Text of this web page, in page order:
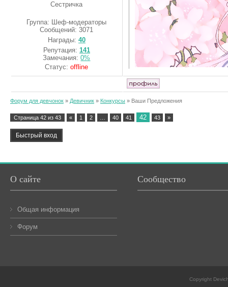
Сестричка
Группа: Шеф-модераторы
Сообщений:3071
Награды: 40
Репутация: 141
Замечания:0%
Статус:offline
Форум для девчонок » Девичник » Конкурсы » Ваши Предложения
Страница 42 из 43 « 1 2 40 41 42 43 »
О сайте
Общая информация
Форум
Сообщество
Copyright